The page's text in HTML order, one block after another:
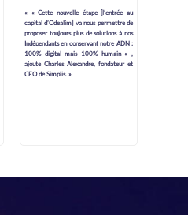
« « Cette nouvelle étape [l’entrée au
capital d’Odealim] va nous permettre de
proposer toujours plus de solutions à nos
Indépendants en conservant notre ADN :
100% digital mais 100% humain « ,
ajoute Charles Alexandre, fondateur et
CEO de Simplis. »